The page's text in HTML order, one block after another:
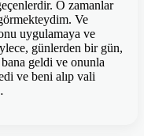
O zamanlar
Ve
uygulamaya ve
günlerden bir gün,
geldi ve onunla
ve beni alıp vali